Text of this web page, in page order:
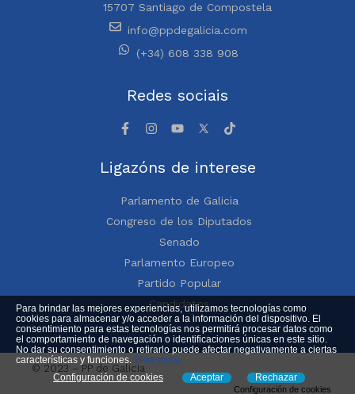
15707 Santiago de Compostela
info@ppdegalicia.com
(+34) 608 338 908
Redes sociais
Ligazóns de interese
Parlamento de Galicia
Congreso de los Diputados
Senado
Parlamento Europeo
Partido Popular
Candidatos
© 2023 – PP de Galicia
Para brindar las mejores experiencias, utilizamos tecnologías como
cookies para almacenar y/o acceder a la información del dispositivo. El
consentimiento para estas tecnologías nos permitirá procesar datos como
el comportamiento de navegación o identificaciones únicas en este sitio.
No dar su consentimiento o retirarlo puede afectar negativamente a ciertas
características y funciones. View more
Configuración de cookies
Aceptar Rechazar
Configuración de cookies